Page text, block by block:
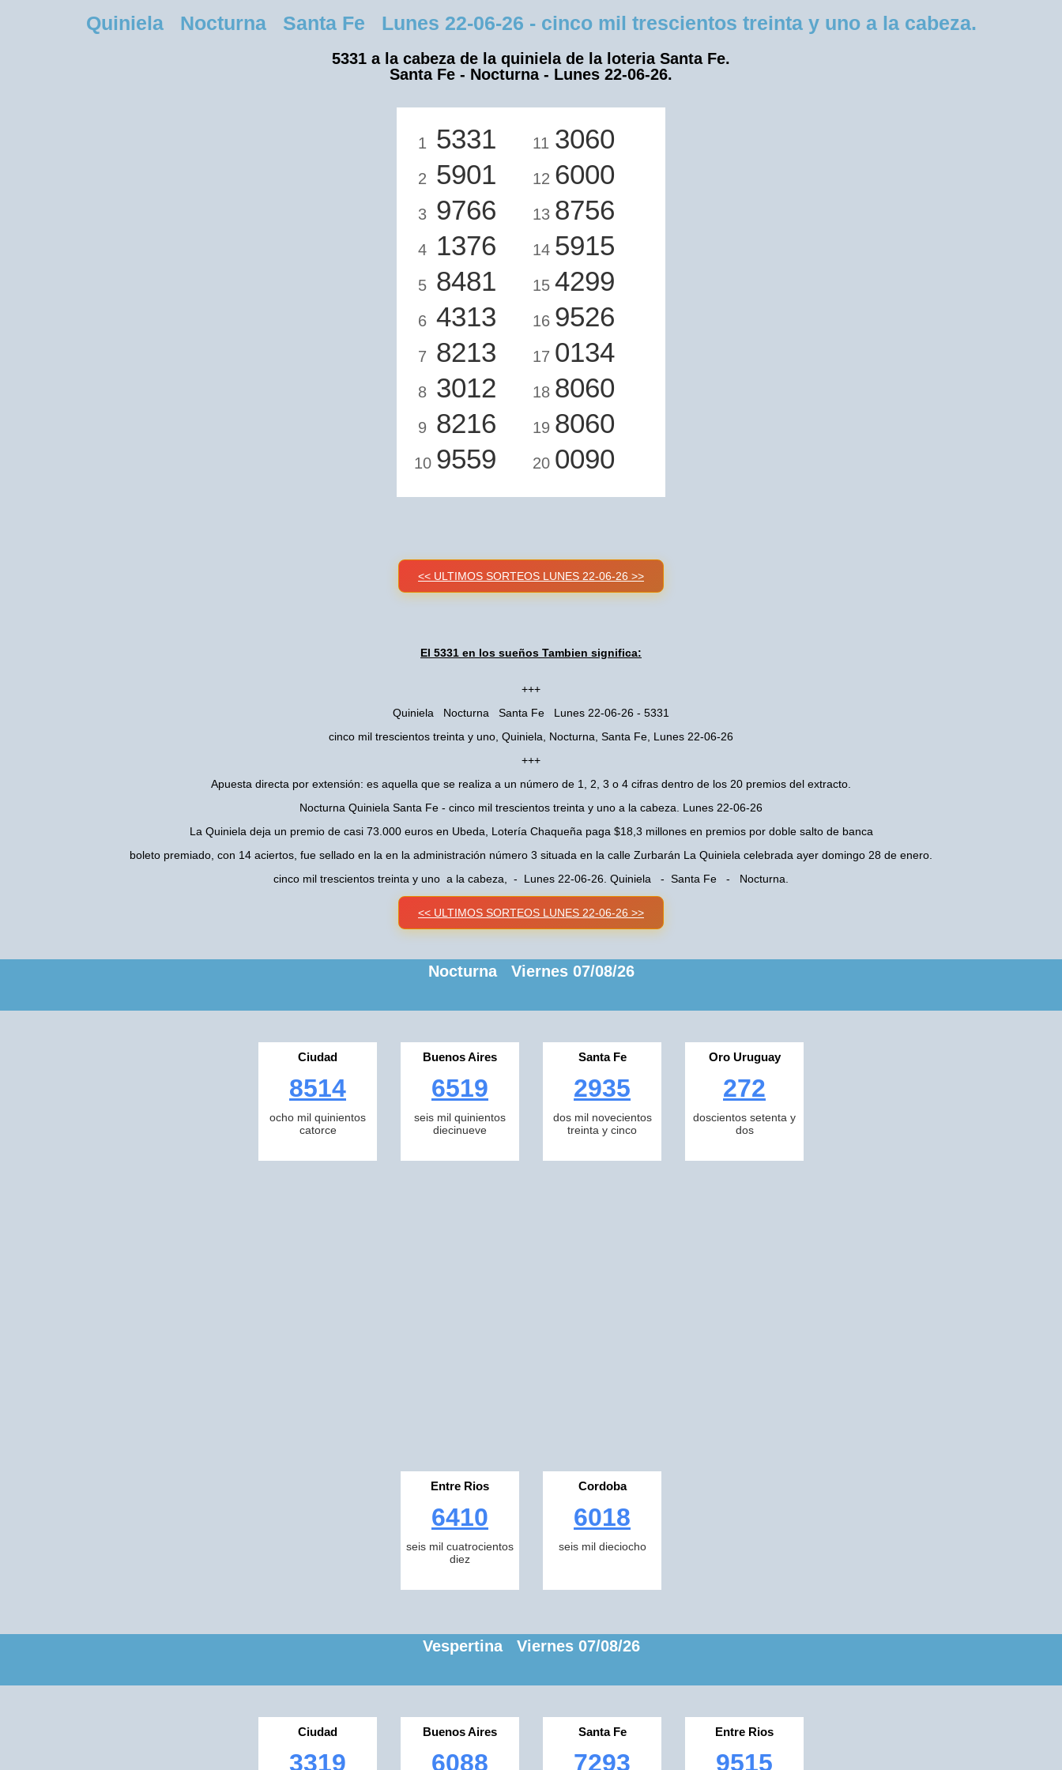
Quiniela Nocturna Santa Fe Lunes 22-06-26 - cinco mil trescientos treinta y uno a la cabeza.
5331 a la cabeza de la quiniela de la loteria Santa Fe.
Santa Fe - Nocturna - Lunes 22-06-26.
1 5331
2 5901
3 9766
4 1376
5 8481
6 4313
7 8213
8 3012
9 8216
10 9559
11 3060
12 6000
13 8756
14 5915
15 4299
16 9526
17 0134
18 8060
19 8060
20 0090
<< ULTIMOS SORTEOS LUNES 22-06-26 >>
El 5331 en los sueños Tambien significa:
+++
Quiniela Nocturna Santa Fe Lunes 22-06-26 - 5331
cinco mil trescientos treinta y uno, Quiniela, Nocturna, Santa Fe, Lunes 22-06-26
+++
Apuesta directa por extensión: es aquella que se realiza a un número de 1, 2, 3 o 4 cifras dentro de los 20 premios del extracto.
Nocturna Quiniela Santa Fe - cinco mil trescientos treinta y uno a la cabeza. Lunes 22-06-26
La Quiniela deja un premio de casi 73.000 euros en Ubeda, Lotería Chaqueña paga $18,3 millones en premios por doble salto de banca
boleto premiado, con 14 aciertos, fue sellado en la en la administración número 3 situada en la calle Zurbarán La Quiniela celebrada ayer domingo 28 de enero.
cinco mil trescientos treinta y uno a la cabeza, - Lunes 22-06-26. Quiniela - Santa Fe - Nocturna.
<< ULTIMOS SORTEOS LUNES 22-06-26 >>
Nocturna Viernes 07/08/26
Ciudad
8514
ocho mil quinientos
catorce
Buenos Aires
6519
seis mil quinientos
diecinueve
Santa Fe
2935
dos mil novecientos
treinta y cinco
Oro Uruguay
272
doscientos setenta y
dos
Entre Rios
6410
seis mil cuatrocientos
diez
Cordoba
6018
seis mil dieciocho
Vespertina Viernes 07/08/26
Ciudad
3319
Buenos Aires
6088
Santa Fe
7293
Entre Rios
9515